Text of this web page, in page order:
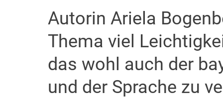
Autorin Ariela
Thema viel
das wohl auch der
und der Sprache zu